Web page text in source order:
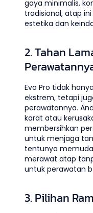
gaya minimalis,
tradisional, atap
estetika dan
2. Tahan
Evo Pro tidak
ekstrem, tetapi
perawatannya.
karat atau
membersihkan
untuk menjaga
tentunya
merawat atap
untuk perawatan
3. Pilihan